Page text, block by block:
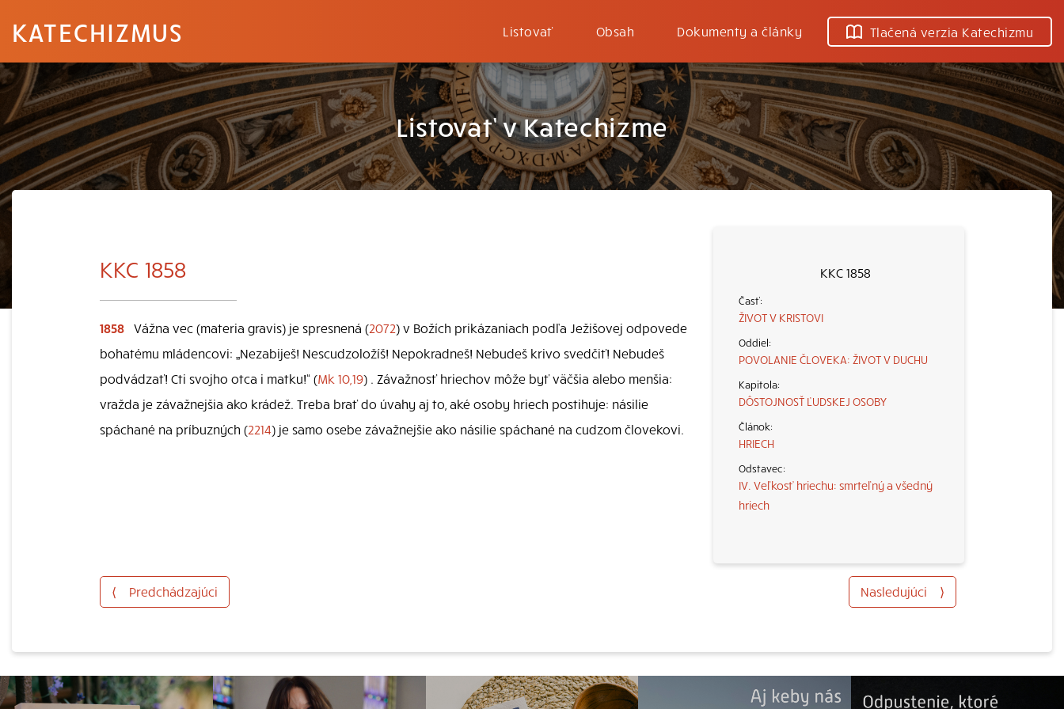
KATECHIZMUS Listovať Obsah Dokumenty a články Tlačená verzia Katechizmu
Listovať v Katechizme
KKC 1858
ŽIVOT V KRISTOVI
POVOLANIE ČLOVEKA: ŽIVOT V DUCHU
DÔSTOJNOSŤ ĽUDSKEJ OSOBY
HRIECH
IV. Veľkosť hriechu: smrteľný a všedný
hriech
KKC 1858
1858 Vážna vec (materia gravis) je spresnená (2072) v Božích prikázaniach podľa Ježišovej odpovede
bohatému mládencovi: „Nezabiješ! Nescudzoložíš! Nepokradneš! Nebudeš krivo svedčiť! Nebudeš
podvádzať! Cti svojho otca i matku!“ (Mk 10,19) . Závažnosť hriechov môže byť väčšia alebo menšia:
vražda je závažnejšia ako krádež. Treba brať do úvahy aj to, aké osoby hriech postihuje: násilie
spáchané na príbuzných (2214) je samo osebe závažnejšie ako násilie spáchané na cudzom človekovi.
⟨ Predchádzajúci Nasledujúci ⟩